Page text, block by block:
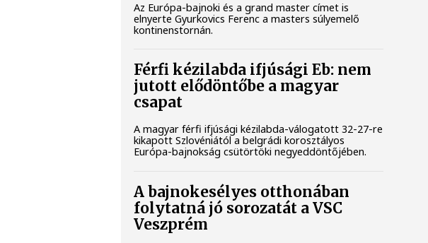
Az Európa-bajnoki és a grand master címet is
elnyerte Gyurkovics Ferenc a masters súlyemelő
kontinenstornán.
Férfi kézilabda ifjúsági Eb: nem
jutott elődöntőbe a magyar
csapat
A magyar férfi ifjúsági kézilabda-válogatott 32-27-re
kikapott Szlovéniától a belgrádi korosztályos
Európa-bajnokság csütörtöki negyeddöntőjében.
A bajnokesélyes otthonában
folytatná jó sorozatát a VSC
Veszprém